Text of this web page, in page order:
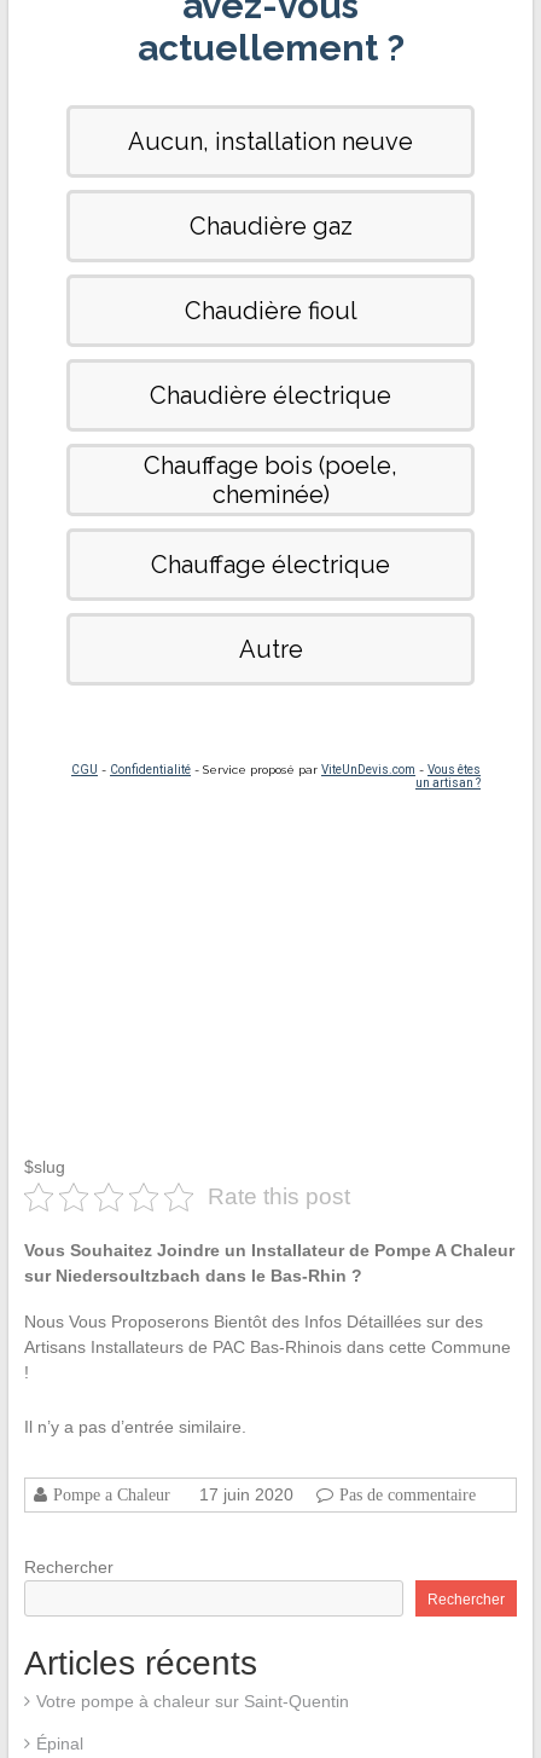
$slug
Rate this post
Vous Souhaitez Joindre un Installateur de Pompe A Chaleur
sur Niedersoultzbach dans le Bas-Rhin ?
Nous Vous Proposerons Bientôt des Infos Détaillées sur des
Artisans Installateurs de PAC Bas-Rhinois dans cette Commune
!
Il n’y a pas d’entrée similaire.
Pompe a Chaleur 17 juin 2020 Pas de commentaire
Rechercher
Rechercher
Articles récents
Votre pompe à chaleur sur Saint-Quentin
Épinal